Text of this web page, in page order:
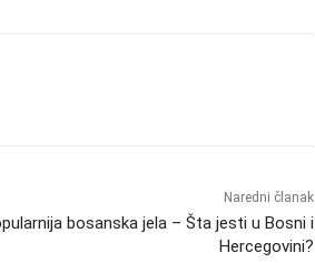
Naredni članak
bosanska jela – Šta jesti u Bosni i
Hercegovini?